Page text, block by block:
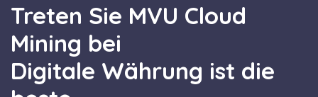
Treten Sie MVU Cloud
Mining bei
Digitale Währung ist die